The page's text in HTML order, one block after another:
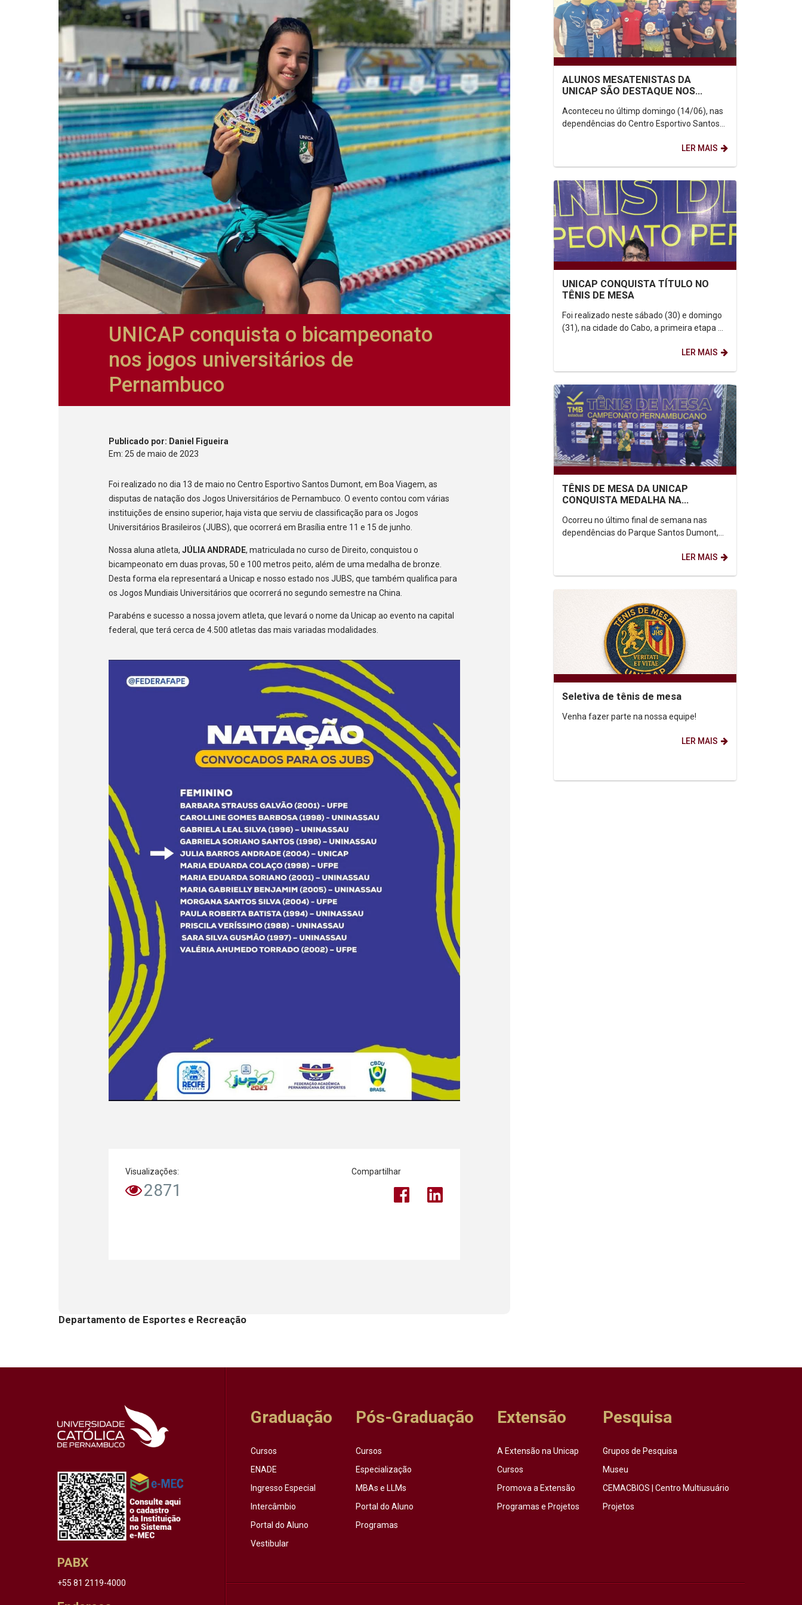
UNICAP conquista o bicampeonato
nos jogos universitários de
Pernambuco
Publicado por: Daniel Figueira
Em:25 de maio de 2023
Foi realizado no dia 13 de maio no Centro Esportivo Santos Dumont, em Boa Viagem, as
disputas de natação dos Jogos Universitários de Pernambuco. O evento contou com várias
instituições de ensino superior, haja vista que serviu de classificação para os Jogos
Universitários Brasileiros (JUBS), que ocorrerá em Brasília entre 11 e 15 de junho.
Nossa aluna atleta,JÚLIA ANDRADE, matriculada no curso de Direito, conquistou o
bicampeonato em duas provas, 50 e 100 metros peito, além de uma medalha de bronze.
Desta forma ela representará a Unicap e nosso estado nos JUBS, que também qualifica para
os Jogos Mundiais Universitários que ocorrerá no segundo semestre na China.
Parabéns e sucesso a nossa jovem atleta, que levará o nome da Unicap ao evento na capital
federal, que terá cerca de 4.500 atletas das mais variadas modalidades.
Visualizações:
2871
Compartilhar
Departamento de Esportes e Recreação
ALUNOS MESATENISTAS DA
UNICAP SÃO DESTAQUE NOS
PERNAMBUCO
Aconteceu no últimp domingo (14/06), nas
dependências do Centro Esportivo Santos
LER MAIS
UNICAP CONQUISTA TÍTULO NO
TÊNIS DE MESA
Foi realizado neste sábado (30) e domingo
(31), na cidade do Cabo, a primeira etapa do
Federação Pernambucana de Tênis de...
LER MAIS
TÊNIS DE MESA DA UNICAP
CONQUISTA MEDALHA NA
2026
Ocorreu no último final de semana nas
dependências do Parque Santos Dumont,
estadual, abrindo a temporada de 2026. ...
LER MAIS
Seletiva de tênis de mesa
Venha fazer parte na nossa equipe!
LER MAIS
PABX
+55 81 2119-4000
Graduação
Cursos
ENADE
Ingresso Especial
Intercâmbio
Portal do Aluno
Vestibular
Pós-Graduação
Cursos
Especialização
MBAs e LLMs
Portal do Aluno
Programas
Extensão
A Extensão na Unicap
Cursos
Promova a Extensão
Programas e Projetos
Pesquisa
Grupos de Pesquisa
Museu
CEMACBIOS | Centro Multiusuário
Projetos